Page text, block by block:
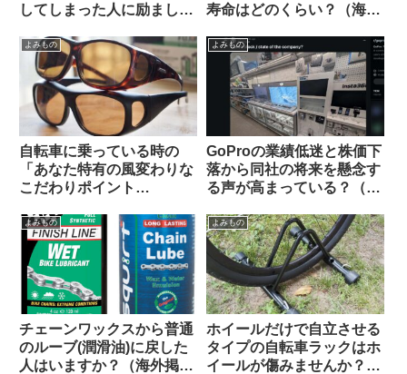
してしまった人に励ましの
板から）
寿命はどのくらい？（海外
よみもの
自転車に乗っている時の
「あなた特有の風変わりな
こだわりポイント
ください（海外掲示板か
ら）
よみもの
GoProの業績低迷と株価下
落から同社の将来を懸念す
る声が高まっている？（海
よみもの
チェーンワックスから普通
のルーブ(潤滑油)に戻した
人はいますか？（海外掲示
よみもの
ホイールだけで自立させる
タイプの自転車ラックはホ
イールが傷みませんか？